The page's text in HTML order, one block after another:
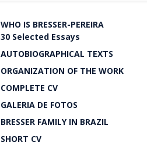
WHO IS BRESSER-PEREIRA
30 Selected Essays
AUTOBIOGRAPHICAL TEXTS
ORGANIZATION OF THE WORK
COMPLETE CV
GALERIA DE FOTOS
BRESSER FAMILY IN BRAZIL
SHORT CV